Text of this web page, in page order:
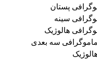
پستان
سینه
هالوژیک
ماموگرافی سه بعدی